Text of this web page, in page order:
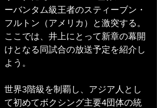
ーバンタム級王者のスティーブン・
フルトン（アメリカ）と激突する。
ここでは、井上にとって新章の幕開
けとなる同試合の放送予定を紹介し
よう。
世界3階級を制覇し、アジア人とし
て初めてボクシング主要4団体の統